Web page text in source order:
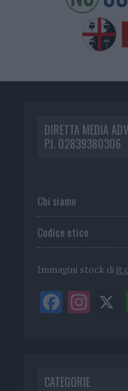
DIRETTA MEDIA
P.I. 02839380306
Chi siamo
Codice etico
Immagini stock di
CATEGORIE